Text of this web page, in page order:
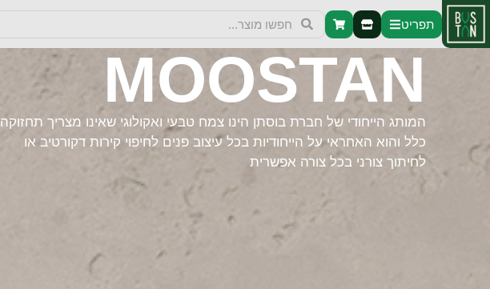
תפריט
MOOSTAN
המותג הייחודי של חברת בוסתן הינו צמח טבעי ואקולוגי שאינו מצריך תחזוקה
כלל והוא האחראי על הייחודיות בכל עיצוב פנים לחיפוי קירות דקורטיב או
לחיתוך צורני בכל צורה אפשרית